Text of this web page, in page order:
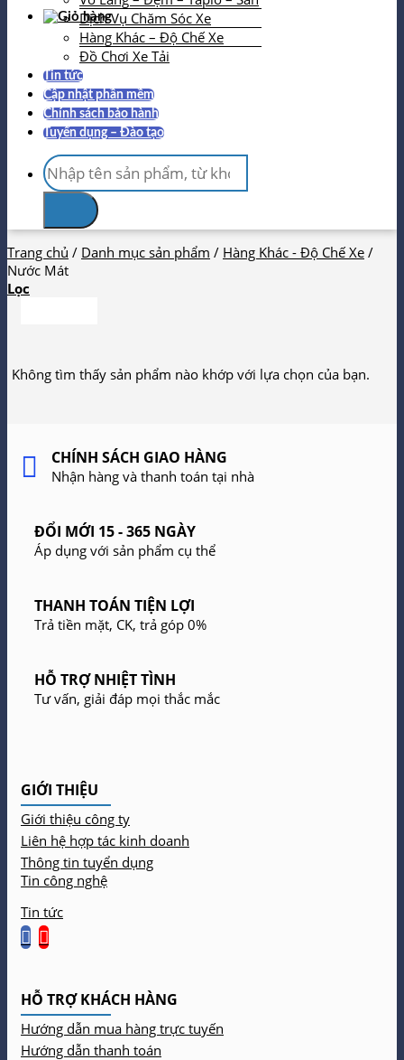
Dịch Vụ Chăm Sóc Xe
Hàng Khác – Độ Chế Xe
Đồ Chơi Xe Tải
Tin tức
Cập nhật phần mềm
Chính sách bảo hành
Tuyển dụng – Đào tạo
Tìm
kiếm:
Trang chủ / Danh mục sản phẩm / Hàng Khác - Độ Chế Xe /
Nước Mát
Lọc
Không tìm thấy sản phẩm nào khớp với lựa chọn của bạn.
CHÍNH SÁCH GIAO HÀNG
Nhận hàng và thanh toán tại nhà
ĐỔI MỚI 15 - 365 NGÀY
Áp dụng với sản phẩm cụ thể
THANH TOÁN TIỆN LỢI
Trả tiền mặt, CK, trả góp 0%
HỖ TRỢ NHIỆT TÌNH
Tư vấn, giải đáp mọi thắc mắc
GIỚI THIỆU
Giới thiệu công ty
Liên hệ hợp tác kinh doanh
Thông tin tuyển dụng
Tin công nghệ
Tin tức
HỖ TRỢ KHÁCH HÀNG
Hướng dẫn mua hàng trực tuyến
Hướng dẫn thanh toán